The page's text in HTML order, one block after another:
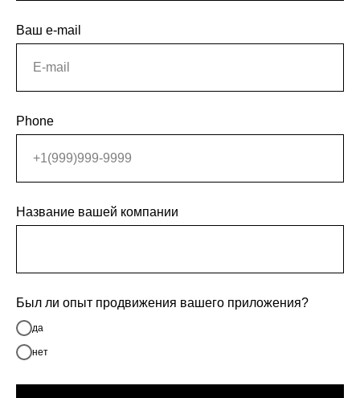
Ваш e-mail
Phone
Название вашей компании
Был ли опыт продвижения вашего приложения?
да
нет